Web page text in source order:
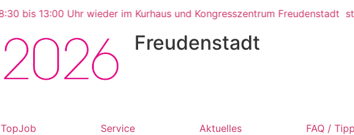
13:00 Uhr wieder im Kurhaus und Kongresszentrum Freudenstadt
Freudenstadt
Service Aktuelles FAQ /